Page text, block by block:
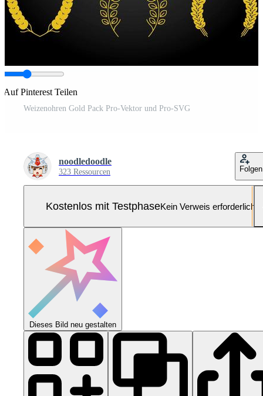
Auf Pinterest Teilen
Weizenohren Gold Pack Pro-Vektor und Pro-SVG
noodledoodle
323 Ressourcen Folgen
Kostenlos mit TestphaseKein Verweis erforderlich
Dieses Bild neu gestalten